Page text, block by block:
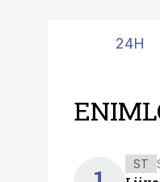
24H
ST